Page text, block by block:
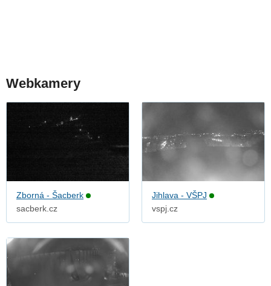
Webkamery
Zborná - Šacberk
sacberk.cz
Jihlava - VŠPJ
vspj.cz